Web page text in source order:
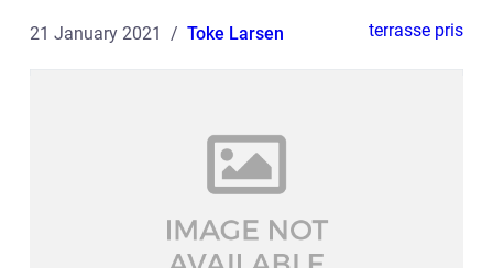
21 January 2021 Toke Larsen terrasse pris